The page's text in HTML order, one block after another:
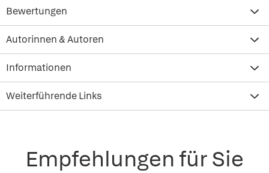
Bewertungen
Autorinnen & Autoren
Informationen
Weiterführende Links
Empfehlungen für Sie